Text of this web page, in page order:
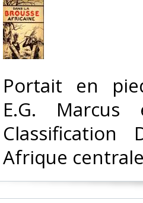
‎Portait en
E.G. Marcus
Classification
Afrique